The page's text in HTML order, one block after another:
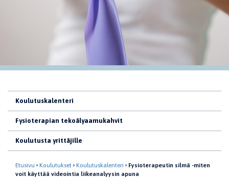
Koulutuskalenteri
Fysioterapian tekoälyaamukahvit
Koulutusta yrittäjille
Etusivu Koulutukset Koulutuskalenteri
Fysioterapeutin silmä -miten
voit käyttää videointia liikeanalyysin apuna